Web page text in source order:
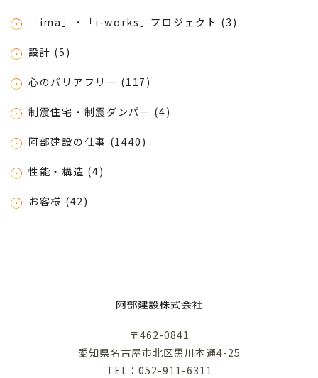
「ima」・「i-works」プロジェクト (3)
設計 (5)
心のバリアフリー (117)
制震住宅・制震ダンパー (4)
阿部建設の仕事 (1440)
性能・構造 (4)
お客様 (42)
〒462-0841
愛知県名古屋市北区黒川本通4-25
TEL：052-911-6311